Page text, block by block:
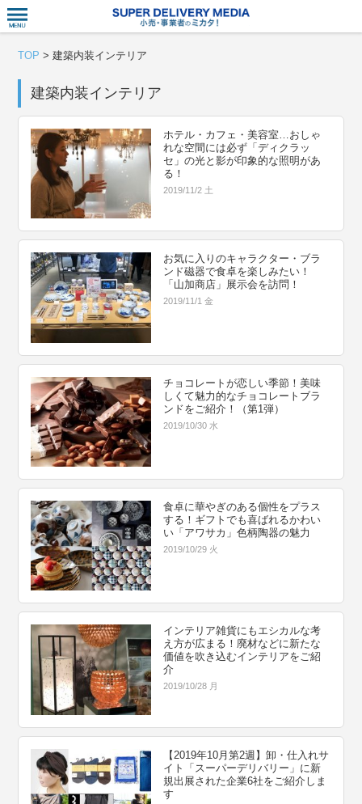
TOP >建築内装インテリア
建築内装インテリア
ホテル・カフェ・美容室…おしゃ
れな空間には必ず「ディクラッ
セ」の光と影が印象的な照明があ
る！
2019/11/2 土
お気に入りのキャラクター・ブラ
ンド磁器で食卓を楽しみたい！
「山加商店」展示会を訪問！
2019/11/1 金
チョコレートが恋しい季節！美味
しくて魅力的なチョコレートブラ
ンドをご紹介！（第1弾）
2019/10/30 水
食卓に華やぎのある個性をプラス
する！ギフトでも喜ばれるかわい
い「アワサカ」色柄陶器の魅力
2019/10/29 火
インテリア雑貨にもエシカルな考
え方が広まる！廃材などに新たな
価値を吹き込むインテリアをご紹
介
2019/10/28 月
【2019年10月第2週】卸・仕入れサ
イト「スーパーデリバリー」に新
規出展された企業6社をご紹介しま
す